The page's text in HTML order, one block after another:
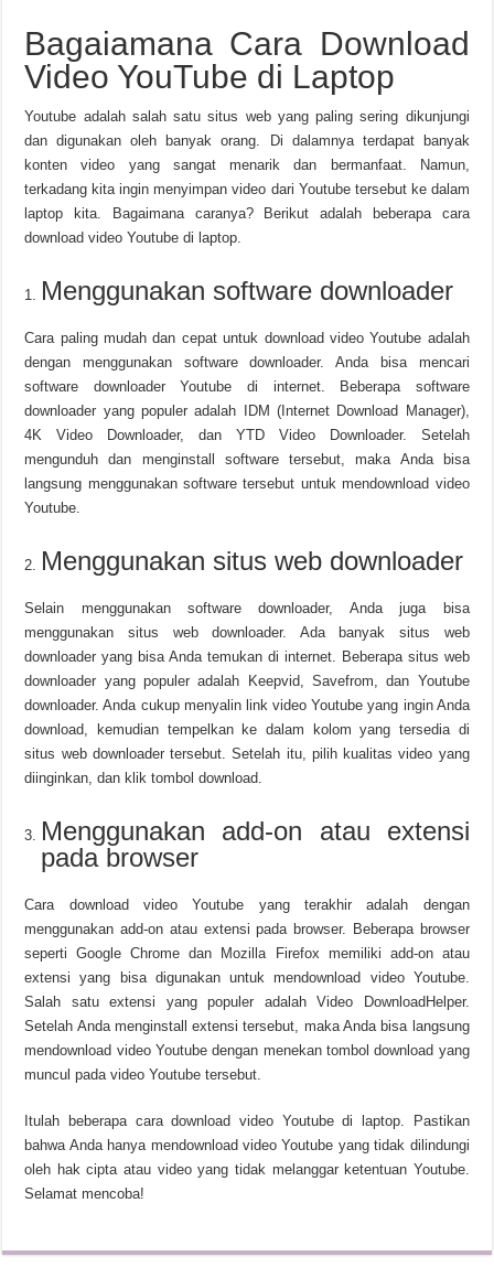
Bagaiamana Cara Download
Video YouTube di Laptop
Youtube adalah salah satu situs web yang paling sering dikunjungi
dan digunakan oleh banyak orang. Di dalamnya terdapat banyak
konten video yang sangat menarik dan bermanfaat. Namun,
terkadang kita ingin menyimpan video dari Youtube tersebut ke dalam
laptop kita. Bagaimana caranya? Berikut adalah beberapa cara
download video Youtube di laptop.
Menggunakan software downloader
Cara paling mudah dan cepat untuk download video Youtube adalah
dengan menggunakan software downloader. Anda bisa mencari
software downloader Youtube di internet. Beberapa software
downloader yang populer adalah IDM (Internet Download Manager),
4K Video Downloader, dan YTD Video Downloader. Setelah
mengunduh dan menginstall software tersebut, maka Anda bisa
langsung menggunakan software tersebut untuk mendownload video
Youtube.
Menggunakan situs web downloader
Selain menggunakan software downloader, Anda juga bisa
menggunakan situs web downloader. Ada banyak situs web
downloader yang bisa Anda temukan di internet. Beberapa situs web
downloader yang populer adalah Keepvid, Savefrom, dan Youtube
downloader. Anda cukup menyalin link video Youtube yang ingin Anda
download, kemudian tempelkan ke dalam kolom yang tersedia di
situs web downloader tersebut. Setelah itu, pilih kualitas video yang
diinginkan, dan klik tombol download.
Menggunakan add-on atau extensi
pada browser
Cara download video Youtube yang terakhir adalah dengan
menggunakan add-on atau extensi pada browser. Beberapa browser
seperti Google Chrome dan Mozilla Firefox memiliki add-on atau
extensi yang bisa digunakan untuk mendownload video Youtube.
Salah satu extensi yang populer adalah Video DownloadHelper.
Setelah Anda menginstall extensi tersebut, maka Anda bisa langsung
mendownload video Youtube dengan menekan tombol download yang
muncul pada video Youtube tersebut.
Itulah beberapa cara download video Youtube di laptop. Pastikan
bahwa Anda hanya mendownload video Youtube yang tidak dilindungi
oleh hak cipta atau video yang tidak melanggar ketentuan Youtube.
Selamat mencoba!